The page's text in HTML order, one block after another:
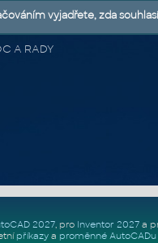
A RADY
2027, pro Inventor 2027a
příkazya proměnné
vyjadřete, zda